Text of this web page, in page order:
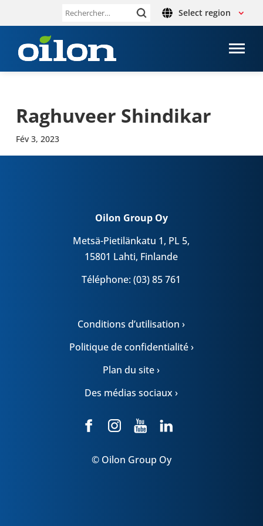
Rechercher : Select region
Rag­hu­veer Shin­di­kar
Fév 3, 2023
Oilon Group Oy
Metsä-Pietilänkatu 1, PL 5,
15801 Lahti, Finlande
Téléphone: (03) 85 761
Conditions d’utilisation ›
Politique de confidentialité ›
Plan du site ›
Des médias sociaux ›
© Oilon Group Oy